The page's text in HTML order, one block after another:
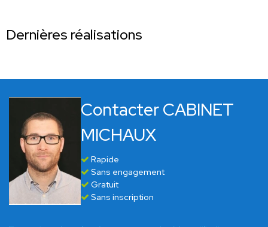
Dernières réalisations
Contacter CABINET
MICHAUX
Rapide
Sans engagement
Gratuit
Sans inscription